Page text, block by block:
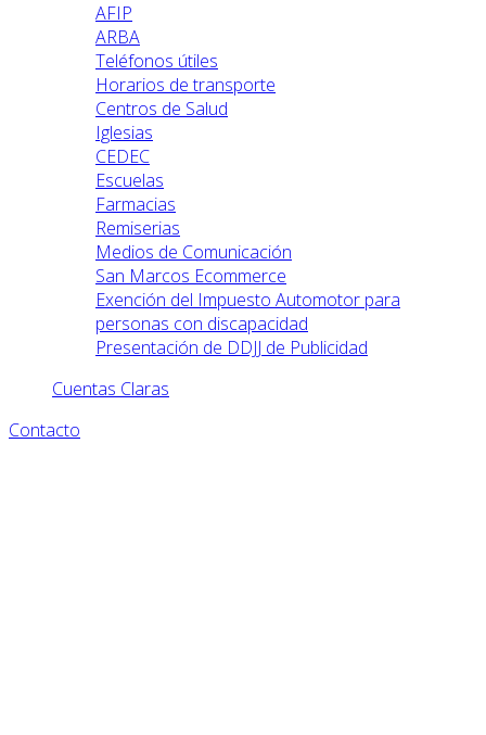
AFIP
ARBA
Teléfonos útiles
Horarios de transporte
Centros de Salud
Iglesias
CEDEC
Escuelas
Farmacias
Remiserias
Medios de Comunicación
San Marcos Ecommerce
Exención del Impuesto Automotor para
personas con discapacidad
Presentación de DDJJ de Publicidad
Cuentas Claras
Contacto